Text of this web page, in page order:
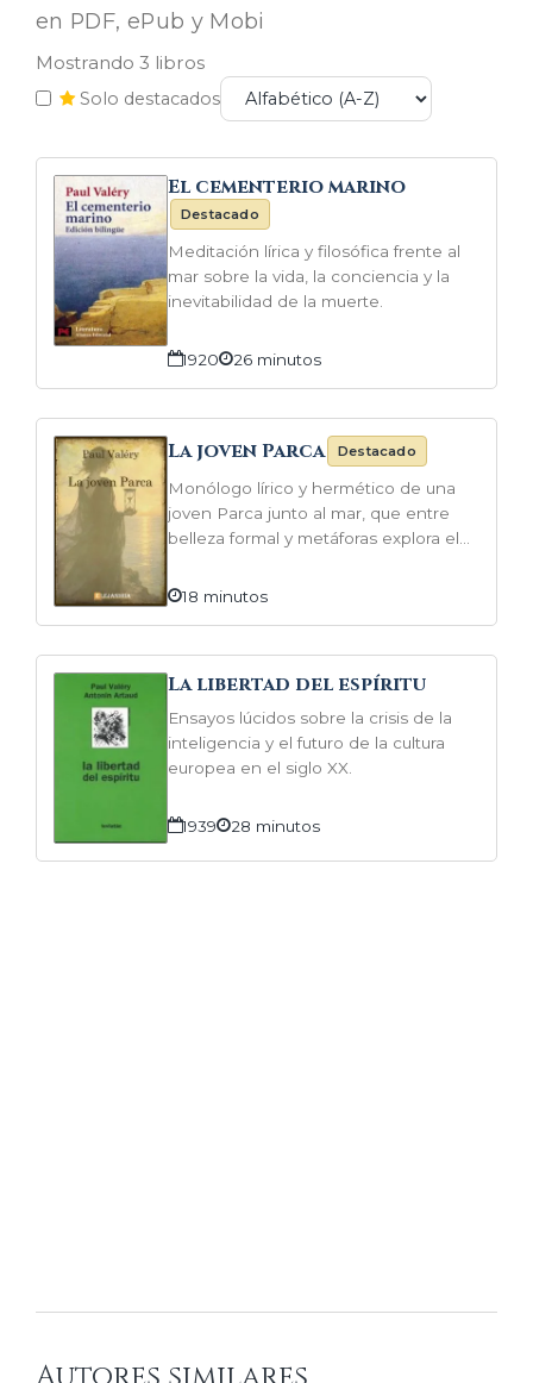
en PDF, ePub y Mobi
Mostrando 3 libros
Solo destacados
El cementerio marino
Destacado
Meditación lírica y filosófica frente al
mar sobre la vida, la conciencia y la
inevitabilidad de la muerte.
1920 26 minutos
La joven Parca Destacado
Monólogo lírico y hermético de una
joven Parca junto al mar, que entre
belleza formal y metáforas explora el
pensamiento y cuerpo antes del
18 minutos
La libertad del espíritu
Ensayos lúcidos sobre la crisis de la
inteligencia y el futuro de la cultura
europea en el siglo XX.
1939 28 minutos